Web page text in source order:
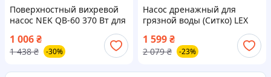
Поверхностный вихревой
насос NEK QB-60 370 Вт для
воды, чугунный насос для
полива, повышения
давления и колодца
1 006₴
1 438 ₴ -30%
Насос дренажный для
грязной воды (Ситко) LEX
1 599₴
2 079 ₴ -23%